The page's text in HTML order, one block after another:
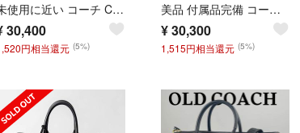
未使用に近い コーチ COACH 2way ボストンバッグ ゴルフバッグ パンチング レザー 本革 ネイビー 紺 イエロー 黄色 手持ち 斜め掛け 大容量 ビジネス 出張 旅行 帰省 ボーナス 夏休み サマーギフト 敬老の日 大人 メンズ
30,400
円相当還元 (5%)
美品 付属品完備 コーチ COACH 2way ボストンバッグ ショルダーバッグ トラベル グラブタンレザー 本革 ブラウン 茶 手持ち 斜め掛け 南京錠 鍵 大容量 ビジネス 出張 旅行 帰省 ボーナス 夏休み 父の日 ゴルフ サマーギフト 大人
¥30,300
1,515円相当還元 (5%)